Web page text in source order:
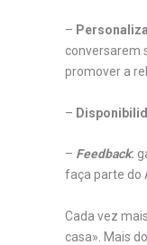
–
conversarem
promover a
–
– Feedback:
faça parte do
Cada vez
casa». Mais